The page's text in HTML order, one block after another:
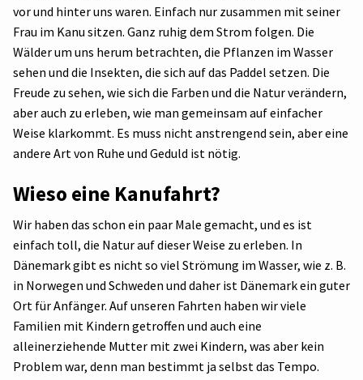
vor und hinter uns waren. Einfach nur zusammen mit seiner
Frau im Kanu sitzen. Ganz ruhig dem Strom folgen. Die
Wälder um uns herum betrachten, die Pflanzen im Wasser
sehen und die Insekten, die sich auf das Paddel setzen. Die
Freude zu sehen, wie sich die Farben und die Natur verändern,
aber auch zu erleben, wie man gemeinsam auf einfacher
Weise klarkommt. Es muss nicht anstrengend sein, aber eine
andere Art von Ruhe und Geduld ist nötig.
Wieso eine Kanufahrt?
Wir haben das schon ein paar Male gemacht, und es ist
einfach toll, die Natur auf dieser Weise zu erleben. In
Dänemark gibt es nicht so viel Strömung im Wasser, wie z. B.
in Norwegen und Schweden und daher ist Dänemark ein guter
Ort für Anfänger. Auf unseren Fahrten haben wir viele
Familien mit Kindern getroffen und auch eine
alleinerziehende Mutter mit zwei Kindern, was aber kein
Problem war, denn man bestimmt ja selbst das Tempo.